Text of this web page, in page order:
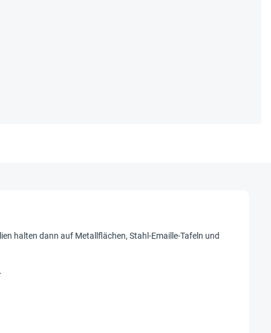
halten dann auf Metallflächen, Stahl-Emaille-Tafeln und